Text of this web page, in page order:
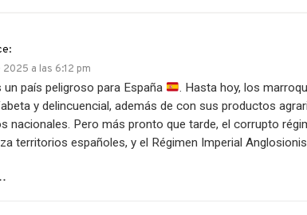
a las 6:12 pm
un país peligroso para España
. Hasta hoy, los
y delincuencial, además de con sus productos
nacionales. Pero más pronto que tarde, el corrupto
territorios españoles, y el Régimen Imperial